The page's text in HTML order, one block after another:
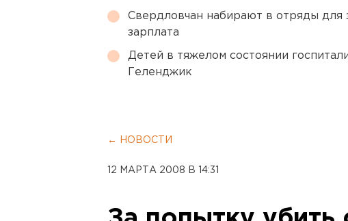
Свердловчан набирают в отряды
зарплата
Детей в тяжелом состоянии
Геленджик
← НОВОСТИ
12 МАРТА 2008 В 14:31